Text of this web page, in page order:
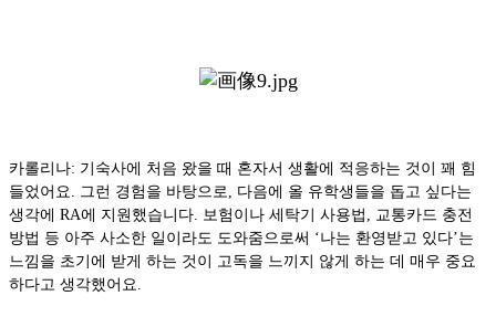
카롤리나: 기숙사에 처음 왔을 때 혼자서 생활에 적응하는 것이 꽤 힘
들었어요. 그런 경험을 바탕으로, 다음에 올 유학생들을 돕고 싶다는
생각에 RA에 지원했습니다. 보험이나 세탁기 사용법, 교통카드 충전
방법 등 아주 사소한 일이라도 도와줌으로써 ‘나는 환영받고 있다’는
느낌을 초기에 받게 하는 것이 고독을 느끼지 않게 하는 데 매우 중요
하다고 생각했어요.